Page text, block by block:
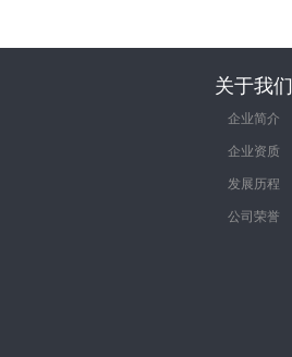
关于我们
企业简介
企业资质
发展历程
公司荣誉